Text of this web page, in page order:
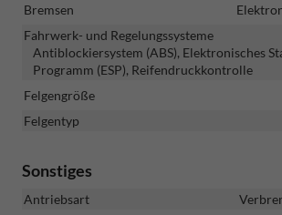
Bremsen
Fahrwerk- und Regelungssysteme
Antiblockiersystem (ABS), Elektronisches
Programm (ESP), Reifendruckkontrolle
Felgengröße
Felgentyp
Sonstiges
Antriebsart